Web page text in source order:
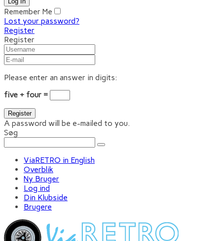
Remember Me
Lost your password?
Register
Register
Please enter an answer in digits:
five + four =
A password will be e-mailed to you.
Søg
ViaRETRO in English
Overblik
Ny Bruger
Log ind
Din Klubside
Brugere